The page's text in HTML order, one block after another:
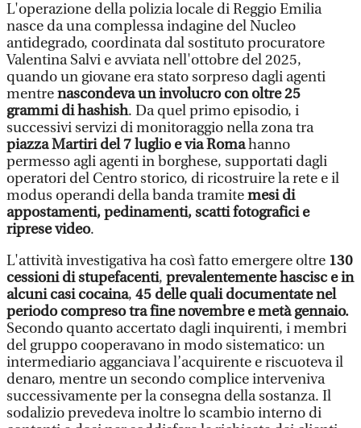
L'operazione della polizia locale di Reggio Emilia
nasce da una complessa indagine del Nucleo
antidegrado, coordinata dal sostituto procuratore
Valentina Salvi e avviata nell'ottobre del 2025,
quando un giovane era stato sorpreso dagli agenti
mentrenascondeva un involucro con oltre 25
grammi di hashish. Da quel primo episodio, i
successivi servizi di monitoraggio nella zona tra
piazza Martiri del 7 luglio e via Romahanno
permesso agli agenti in borghese, supportati dagli
operatori del Centro storico, di ricostruire la rete e il
modus operandi della banda tramitemesi di
appostamenti, pedinamenti, scatti fotografici e
riprese video.
L'attività investigativa ha così fatto emergere oltre 130
cessioni di stupefacenti, prevalentemente hascisc e in
alcuni casi cocaina, 45 delle quali documentate nel
periodo compreso tra fine novembre e metà gennaio.
Secondo quanto accertato dagli inquirenti, i membri
del gruppo cooperavano in modo sistematico: un
intermediario agganciava l’acquirente e riscuoteva il
denaro, mentre un secondo complice interveniva
successivamente per la consegna della sostanza. Il
sodalizio prevedeva inoltre lo scambio interno di